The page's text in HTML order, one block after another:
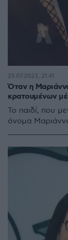
Όταν η
κρατουμένων
Το παιδί, που
όνομα
25.07.2023, 21:41